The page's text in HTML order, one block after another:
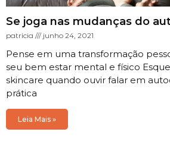
Se joga nas mudanças do
patricia junho 24, 2021
Pense em uma transformação
seu bem estar mental e físico
skincare quando ouvir falar em
prática
Leia Mais »